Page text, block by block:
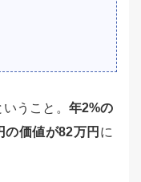
うこと。 年2%の
の価値が82万円 に